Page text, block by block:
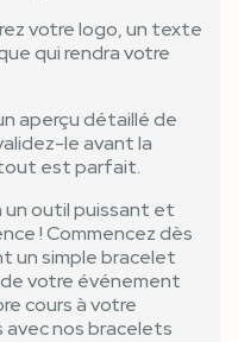
votre logo, un texte
qui rendra votre
aperçu détaillé de
le avant la
est parfait.
un outil puissant et
! Commencez dès
un simple bracelet
votre événement
cours à votre
nos bracelets